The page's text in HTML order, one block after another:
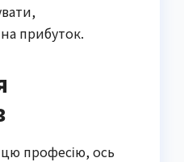
прибуток.
професію, ось